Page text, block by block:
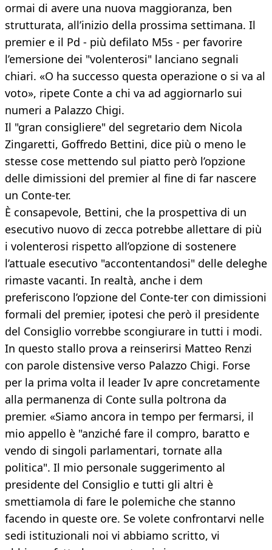
ormai di avere una nuova maggioranza, ben
strutturata, all’inizio della prossima settimana. Il
premier e il Pd - più defilato M5s - per favorire
l’emersione dei "volenterosi" lanciano segnali
chiari. «O ha successo questa operazione o si va al
voto», ripete Conte a chi va ad aggiornarlo sui
numeri a Palazzo Chigi.
Il "gran consigliere" del segretario dem Nicola
Zingaretti, Goffredo Bettini, dice più o meno le
stesse cose mettendo sul piatto però l’opzione
delle dimissioni del premier al fine di far nascere
un Conte-ter.
È consapevole, Bettini, che la prospettiva di un
esecutivo nuovo di zecca potrebbe allettare di più
i volenterosi rispetto all’opzione di sostenere
l’attuale esecutivo "accontentandosi" delle deleghe
rimaste vacanti. In realtà, anche i dem
preferiscono l’opzione del Conte-ter con dimissioni
formali del premier, ipotesi che però il presidente
del Consiglio vorrebbe scongiurare in tutti i modi.
In questo stallo prova a reinserirsi Matteo Renzi
con parole distensive verso Palazzo Chigi. Forse
per la prima volta il leader Iv apre concretamente
alla permanenza di Conte sulla poltrona da
premier. «Siamo ancora in tempo per fermarsi, il
mio appello è "anziché fare il compro, baratto e
vendo di singoli parlamentari, tornate alla
politica". Il mio personale suggerimento al
presidente del Consiglio e tutti gli altri è
smettiamola di fare le polemiche che stanno
facendo in queste ore. Se volete confrontarvi nelle
sedi istituzionali noi vi abbiamo scritto, vi